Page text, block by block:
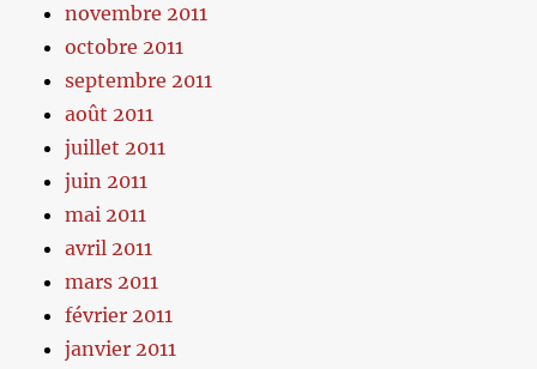
novembre 2011
octobre 2011
septembre 2011
août 2011
juillet 2011
juin 2011
mai 2011
avril 2011
mars 2011
février 2011
janvier 2011